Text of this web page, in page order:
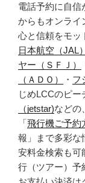
電話予約に自信
からもオンライ
心と信頼をモッ
日本航空（JAL）
ヤー（ＳＦＪ）
（ＡＤＯ）
・ フ
じめLCCのピー
（jetstar)などの
「飛行機ご予約
報」まで多彩な
安料金検索も可
行（ツアー）予